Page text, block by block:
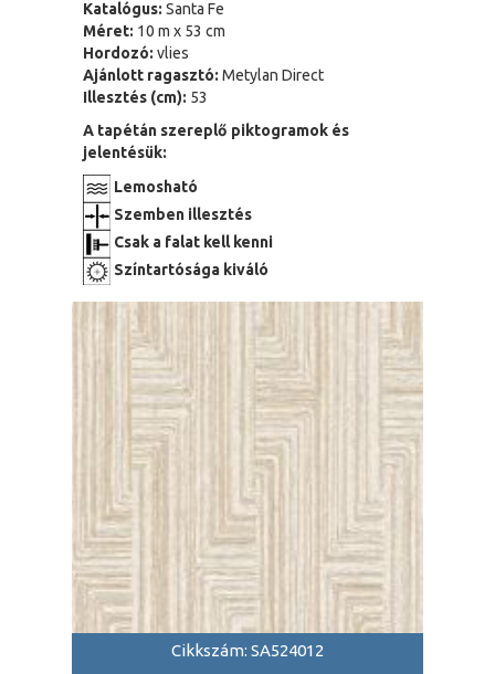
Katalógus: Santa Fe
Méret: 10 m x 53 cm
Hordozó: vlies
Ajánlott ragasztó: Metylan Direct
Illesztés (cm): 53
A tapétán szereplő piktogramok és
jelentésük:
Lemosható
Szemben illesztés
Csak a falat kell kenni
Színtartósága kiváló
Cikkszám: SA524012